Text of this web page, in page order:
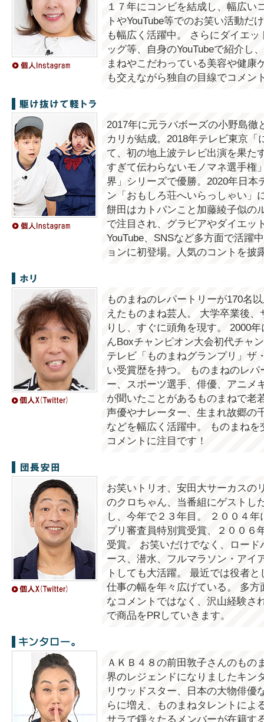
１７年にコンビを結成し、幅広い
トやYouTube等でのお笑い活動だ
も幅広く活躍中。 さらにダイエ
ッグ等、自身のYouTubeで紹介し
まねやこだわっている美容や健康
も交えながら独自の目線でコメン
駆け抜けて軽トラ
2017年に元ラバボーズの小野島
カリが結成。2018年テレビ東京
て、初の地上波テレビ出演を果た
すぎて伝わらないモノマネ選手権
界」シリーズで優勝。2020年日
ン「おもしろ荘へいらっしゃい」
餅田はカトパンこと加藤綾子似の
で注目され、グラビアやダイエッ
YouTube、SNSなど多方面で活躍
ョンに初登場。人気のコントを披
ホリ
ものまねのレパートリーが170名
えたものまね芸人。 大学卒業後
りし、すぐに頭角を現す。 2000
んBoxチャンピオン大会初代チャ
テレビ「ものまねグランプリ」ザ
い受賞歴を持つ。 ものまねのレ
ー、スポーツ選手、俳優、アニメ
が聞いたことがあるものまねで老
声優やナレーター、生まれ故郷の
などを幅広く活躍中。 ものまね
コメントに注目です！
団長安田
お笑いトリオ、安田大サーカスの
のクロちゃん、当番組にゲストし
し、今年で２３年目。 ２００４
プリ審査員特別賞受賞、２００６
受賞。 お笑いだけでなく、ロー
ース、潜水、フルマラソン・アイ
トしても大活躍。 最近では役者
仕事の幅を年々広げている。 多
なコメントではなく、沢山経験さ
で商品をPRしていきます。
キンタロー。
ＡＫＢ４８の前田敦子さんのもの
界のレジェンドになりましたキン
リウッドスター、日本の大物俳優
らに増え、ものまねタレントによ
サラで錚々たるメンバーが在籍す